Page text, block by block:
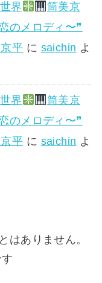
界
筒美京
のメロディ〜❞
平 に saichin よ
界
筒美京
のメロディ〜❞
平 に saichin よ
はありません。